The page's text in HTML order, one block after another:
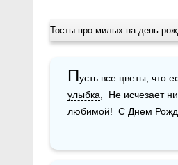
Тосты про милых на день
Пусть все цветы , что
улыбка ,  Не исчезает
любимой!  С Днем